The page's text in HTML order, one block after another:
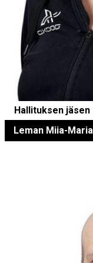
Hallituksen jäsen
Leman Miia-Maria